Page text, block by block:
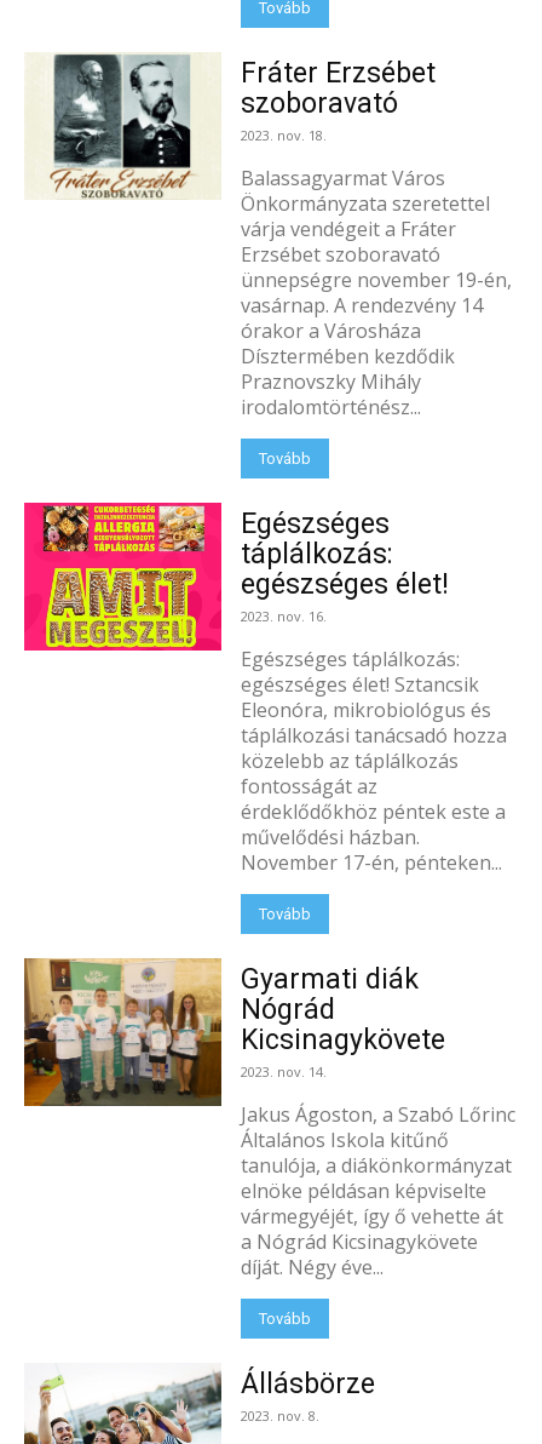
Tovább
Fráter Erzsébet
szoboravató
2023. nov. 18.
Balassagyarmat Város
Önkormányzata szeretettel
várja vendégeit a Fráter
Erzsébet szoboravató
ünnepségre november 19-én,
vasárnap. A rendezvény 14
órakor a Városháza
Dísztermében kezdődik
Praznovszky Mihály
irodalomtörténész...
Tovább
Egészséges
táplálkozás:
egészséges élet!
2023. nov. 16.
Egészséges táplálkozás:
egészséges élet! Sztancsik
Eleonóra, mikrobiológus és
táplálkozási tanácsadó hozza
közelebb az táplálkozás
fontosságát az
érdeklődőkhöz péntek este a
művelődési házban.
November 17-én, pénteken...
Tovább
Gyarmati diák
Nógrád
Kicsinagykövete
2023. nov. 14.
Jakus Ágoston, a Szabó Lőrinc
Általános Iskola kitűnő
tanulója, a diákönkormányzat
elnöke példásan képviselte
vármegyéjét, így ő vehette át
a Nógrád Kicsinagykövete
díját. Négy éve...
Tovább
Állásbörze
2023. nov. 8.